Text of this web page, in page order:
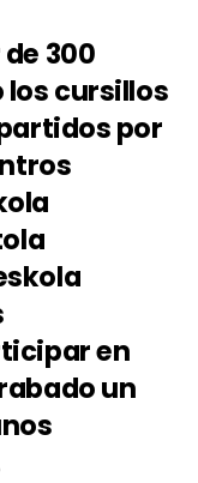
300
los cursillos
por
en
un